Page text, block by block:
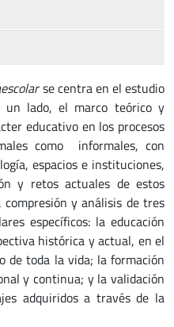
se centra en el estudio
un lado, el marco teórico y
educativo en los procesos
como informales, con
espacios e instituciones,
y retos actuales de estos
y análisis de tres
específicos: la educación
histórica y actual, en el
de toda la vida; la formación
y continua; y la validación
adquiridos a través de la